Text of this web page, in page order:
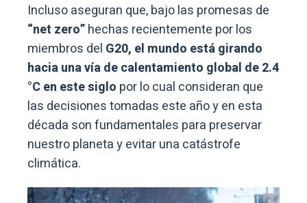
Incluso aseguran que, bajo las promesas de
“net zero”hechas recientemente por los
miembros del G20, el mundo está girando
hacia una vía de calentamiento global de 2.4
°C en este siglo por lo cual consideran que
las decisiones tomadas este año y en esta
década son fundamentales para preservar
nuestro planeta y evitar una catástrofe
climática.